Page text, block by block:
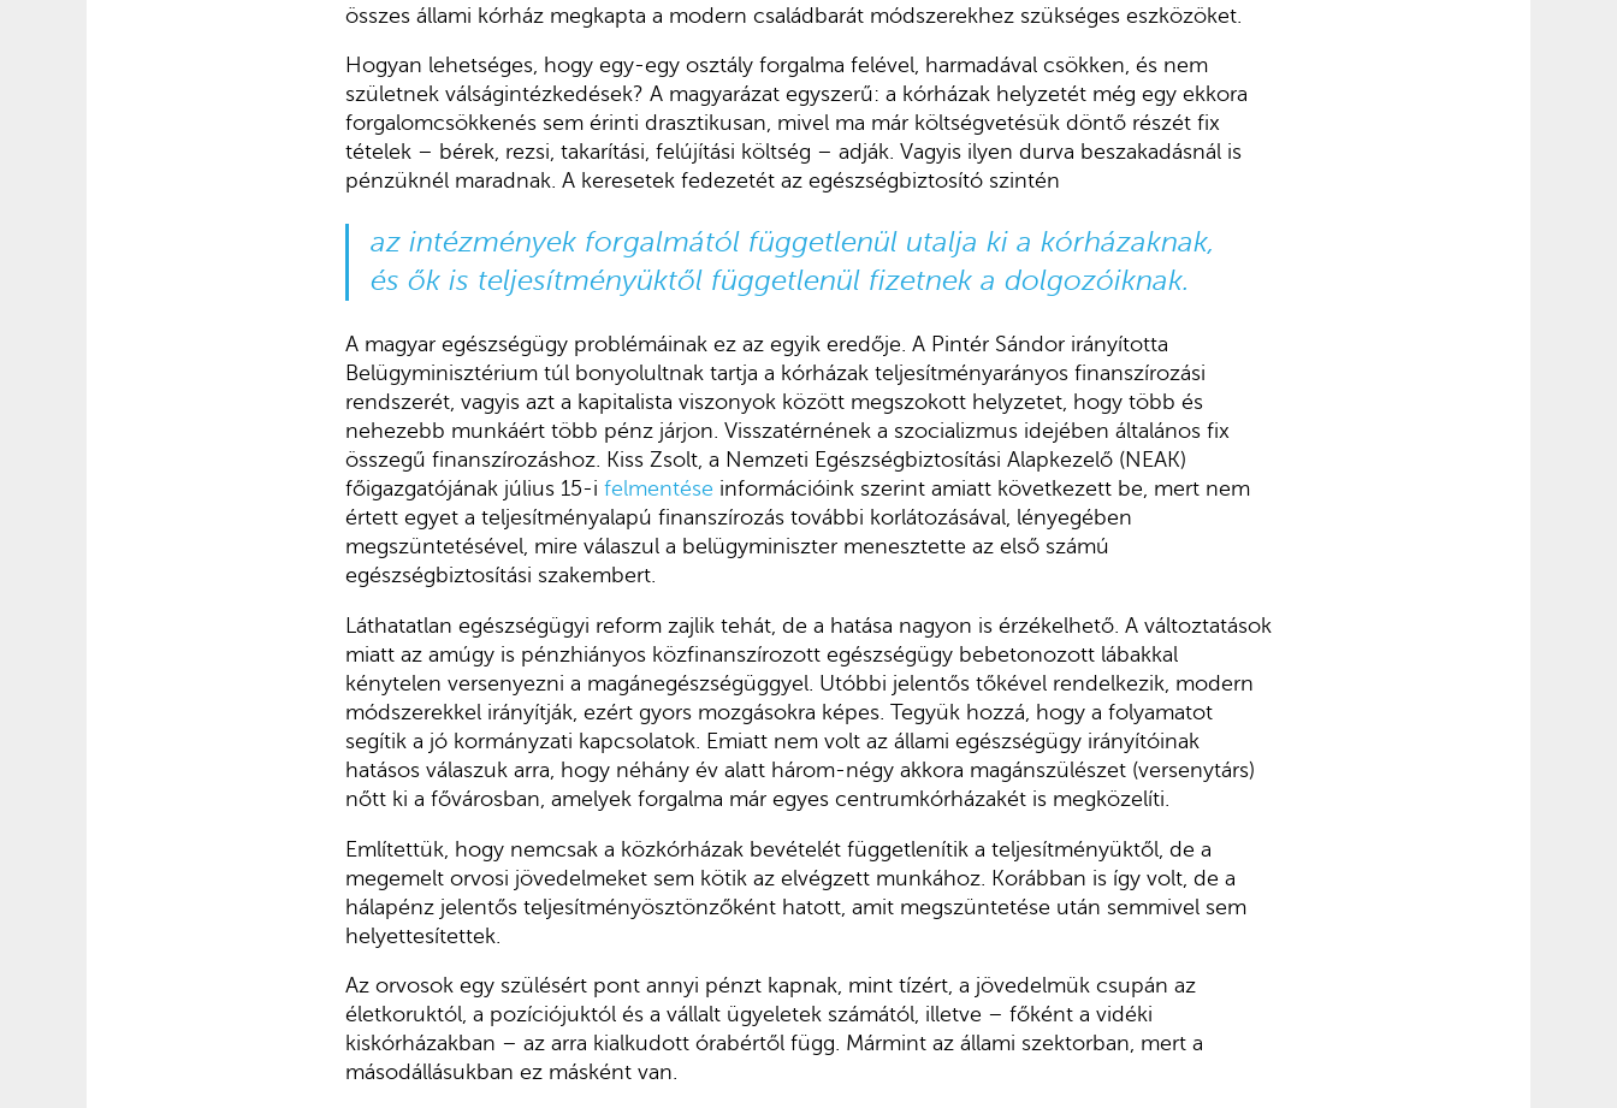
összes állami kórház megkapta a modern családbarát módszerekhez szükséges eszközöket.
Hogyan lehetséges, hogy egy-egy osztály forgalma felével, harmadával csökken, és nem
születnek válságintézkedések? A magyarázat egyszerű: a kórházak helyzetét még egy ekkora
forgalomcsökkenés sem érinti drasztikusan, mivel ma már költségvetésük döntő részét fix
tételek – bérek, rezsi, takarítási, felújítási költség – adják. Vagyis ilyen durva beszakadásnál is
pénzüknél maradnak. A keresetek fedezetét az egészségbiztosító szintén
az intézmények forgalmától függetlenül utalja ki a kórházaknak,
és ők is teljesítményüktől függetlenül fizetnek a dolgozóiknak.
A magyar egészségügy problémáinak ez az egyik eredője. A Pintér Sándor irányította
Belügyminisztérium túl bonyolultnak tartja a kórházak teljesítményarányos finanszírozási
rendszerét, vagyis azt a kapitalista viszonyok között megszokott helyzetet, hogy több és
nehezebb munkáért több pénz járjon. Visszatérnének a szocializmus idejében általános fix
összegű finanszírozáshoz. Kiss Zsolt, a Nemzeti Egészségbiztosítási Alapkezelő (NEAK)
főigazgatójának július 15-i felmentése információink szerint amiatt következett be, mert nem
értett egyet a teljesítményalapú finanszírozás további korlátozásával, lényegében
megszüntetésével, mire válaszul a belügyminiszter menesztette az első számú
egészségbiztosítási szakembert.
Láthatatlan egészségügyi reform zajlik tehát, de a hatása nagyon is érzékelhető. A változtatások
miatt az amúgy is pénzhiányos közfinanszírozott egészségügy bebetonozott lábakkal
kénytelen versenyezni a magánegészségüggyel. Utóbbi jelentős tőkével rendelkezik, modern
módszerekkel irányítják, ezért gyors mozgásokra képes. Tegyük hozzá, hogy a folyamatot
segítik a jó kormányzati kapcsolatok. Emiatt nem volt az állami egészségügy irányítóinak
hatásos válaszuk arra, hogy néhány év alatt három-négy akkora magánszülészet (versenytárs)
nőtt ki a fővárosban, amelyek forgalma már egyes centrumkórházakét is megközelíti.
Említettük, hogy nemcsak a közkórházak bevételét függetlenítik a teljesítményüktől, de a
megemelt orvosi jövedelmeket sem kötik az elvégzett munkához. Korábban is így volt, de a
hálapénz jelentős teljesítményösztönzőként hatott, amit megszüntetése után semmivel sem
helyettesítettek.
Az orvosok egy szülésért pont annyi pénzt kapnak, mint tízért, a jövedelmük csupán az
életkoruktól, a pozíciójuktól és a vállalt ügyeletek számától, illetve – főként a vidéki
kiskórházakban – az arra kialkudott órabértől függ. Mármint az állami szektorban, mert a
másodállásukban ez másként van.